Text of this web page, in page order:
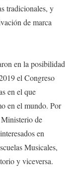
tradicionales, y
de marca
en la posibilidad
el Congreso
en el que
en el mundo. Por
de
en
Musicales,
y viceversa.